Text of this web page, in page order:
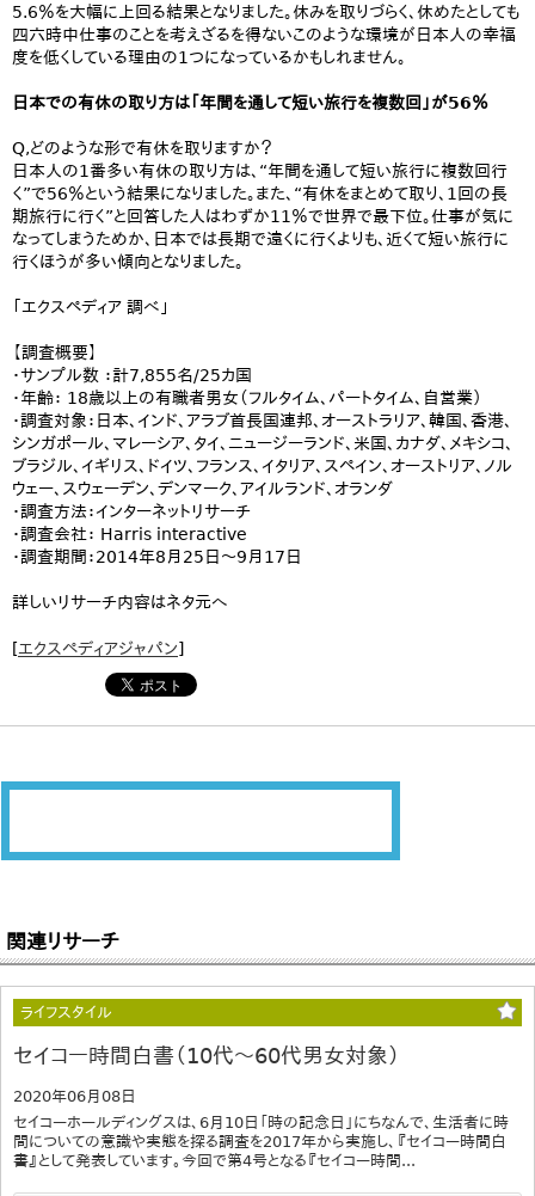
5.6％を大幅に上回る結果となりました。休みを取りづらく、休めたとしても
四六時中仕事のことを考えざるを得ないこのような環境が日本人の幸福
度を低くしている理由の1つになっているかもしれません。
日本での有休の取り方は「年間を通して短い旅行を複数回」が56％
Q,どのような形で有休を取りますか？
日本人の1番多い有休の取り方は、“年間を通して短い旅行に複数回行
く”で56％という結果になりました。また、“有休をまとめて取り、1回の長
期旅行に行く”と回答した人はわずか11％で世界で最下位。仕事が気に
なってしまうためか、日本では長期で遠くに行くよりも、近くて短い旅行に
行くほうが多い傾向となりました。
「エクスペディア 調べ」
【調査概要】
・サンプル数 ：計7,855名/25カ国
・年齢： 18歳以上の有職者男女（フルタイム、パートタイム、自営業）
・調査対象：日本、インド、アラブ首長国連邦、オーストラリア、韓国、香港、
シンガポール、マレーシア、タイ、ニュージーランド、米国、カナダ、メキシコ、
ブラジル、イギリス、ドイツ、フランス、イタリア、スペイン、オーストリア、ノル
ウェー、スウェーデン、デンマーク、アイルランド、オランダ
・調査方法：インターネットリサーチ
・調査会社： Harris interactive
・調査期間：2014年8月25日～9月17日
詳しいリサーチ内容はネタ元へ
[エクスペディアジャパン]
関連リサーチ
ライフスタイル
セイコー時間白書（10代～60代男女対象）
2020年06月08日
セイコーホールディングスは、6月10日「時の記念日」にちなんで、生活者に時
間についての意識や実態を探る調査を2017年から実施し、『セイコー時間白
書』として発表しています。今回で第4号となる『セイコー時間...